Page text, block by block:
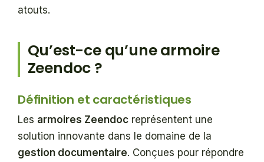
atouts.
Qu’est-ce qu’une armoire
Zeendoc ?
Définition et caractéristiques
Les armoires Zeendoc représentent une
solution innovante dans le domaine de la
gestion documentaire. Conçues pour répondre